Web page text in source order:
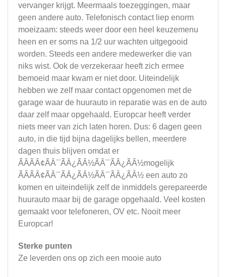
vervanger krijgt. Meermaals toezeggingen, maar
geen andere auto. Telefonisch contact liep enorm
moeizaam: steeds weer door een heel keuzemenu
heen en er soms na 1/2 uur wachten uitgegooid
worden. Steeds een andere medewerker die van
niks wist. Ook de verzekeraar heeft zich ermee
bemoeid maar kwam er niet door. Uiteindelijk
hebben we zelf maar contact opgenomen met de
garage waar de huurauto in reparatie was en de auto
daar zelf maar opgehaald. Europcar heeft verder
niets meer van zich laten horen. Dus: 6 dagen geen
auto, in die tijd bijna dagelijks bellen, meerdere
dagen thuis blijven omdat er
ÃÂÃÂ¢ÃÂ¯ÃÂ¿ÃÂ½ÃÂ¯ÃÂ¿ÃÂ½mogelijk
ÃÂÃÂ¢ÃÂ¯ÃÂ¿ÃÂ½ÃÂ¯ÃÂ¿ÃÂ½ een auto zo
komen en uiteindelijk zelf de inmiddels gerepareerde
huurauto maar bij de garage opgehaald. Veel kosten
gemaakt voor telefoneren, OV etc. Nooit meer
Europcar!
Sterke punten
Ze leverden ons op zich een mooie auto